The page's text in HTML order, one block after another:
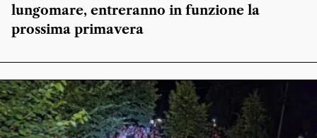
lungomare, entreranno in funzione la
prossima primavera